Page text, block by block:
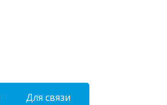
Для связи